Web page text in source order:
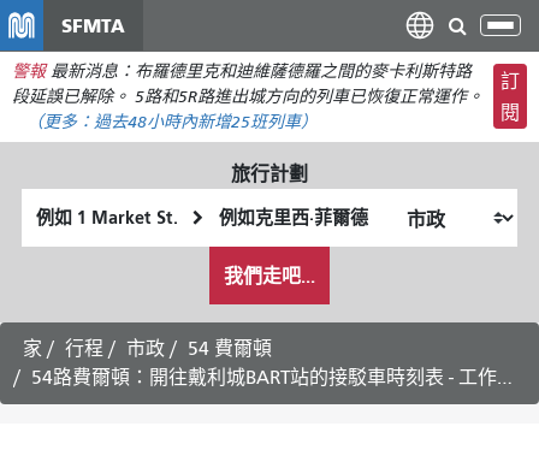
主
要
內
容
SFMTA
切
換
導
航
警報 最新消息：布羅德里克和迪維薩德羅之間的麥卡利斯特路
段延誤已解除。 5路和5R路進出城方向的列車已恢復正常運作。
（更多： 過去48小時內新增25班列車）
訂
閱
旅行計劃
起
始
終
點
我
希
望
的
旅
行
我們走吧...
家 行程 市政
54 費爾頓
54路費爾頓：開往戴利城BART站的接駁車時刻表 - 工作日服務